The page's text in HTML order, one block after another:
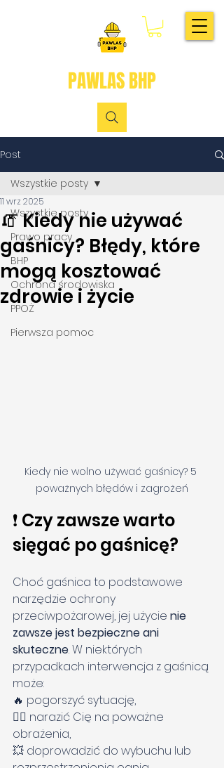
PAWLAS BHP
Post
Wszystkie posty
Prawo pracy
BHP
Ochrona środowiska
PPOŻ
Pierwsza pomoc
Wszystkie posty
🧯 Kiedy nie używać
gaśnicy? Błędy, które
mogą kosztować
zdrowie i życie
11 wrz 2025
Kiedy nie wolno używać gaśnicy? 5
poważnych błędów i zagrożeń
❗ Czy zawsze warto
sięgać po gaśnicę?
Choć gaśnica to podstawowe
narzędzie ochrony
przeciwpożarowej, jej użycie nie
zawsze jest bezpieczne ani
skuteczne. W niektórych
przypadkach interwencja z gaśnicą
może:
🔥 pogorszyć sytuację,
🧍‍♀️ narazić Cię na poważne
obrażenia,
💥 doprowadzić do wybuchu lub